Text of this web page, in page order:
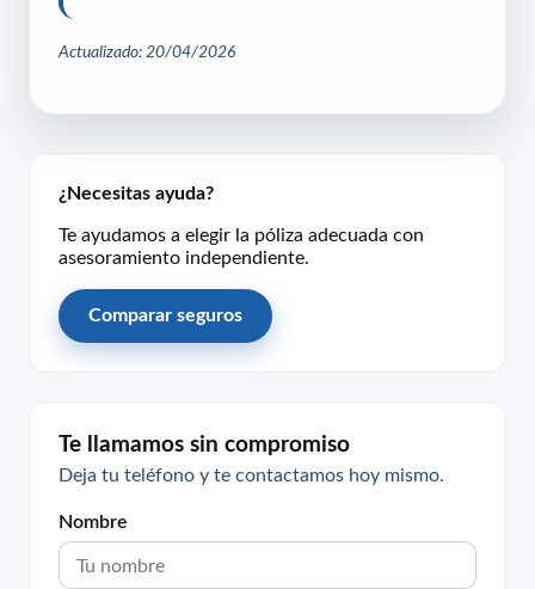
Actualizado: 20/04/2026
¿Necesitas ayuda?
Te ayudamos a elegir la póliza adecuada con
asesoramiento independiente.
Comparar seguros
Te llamamos sin compromiso
Deja tu teléfono y te contactamos hoy mismo.
Nombre